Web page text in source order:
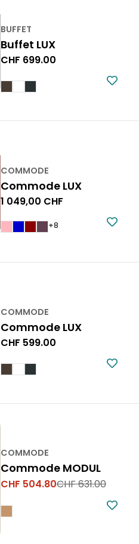
BUFFET
Buffet LUX
Prix
CHF 699.00
COMMODE
Commode LUX
Prix
1 049,00 CHF
+8
COMMODE
Commode LUX
Prix
CHF 599.00
COMMODE
Commode MODUL
Prix
vente
CHF 504.80
Prix
CHF 631.00